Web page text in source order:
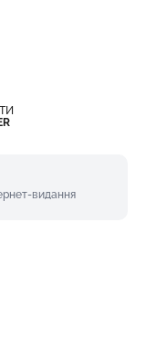
видання